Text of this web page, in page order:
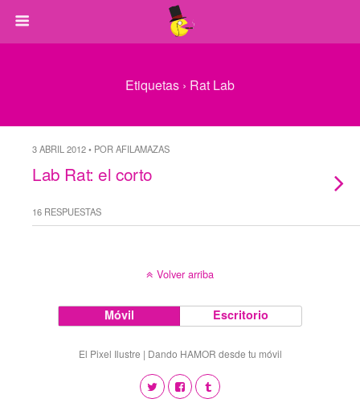
Etiquetas › Rat Lab
3 ABRIL 2012 • POR AFILAMAZAS
Lab Rat: el corto
16 RESPUESTAS
Volver arriba
Móvil Escritorio
El Pixel Ilustre | Dando HAMOR desde tu móvil